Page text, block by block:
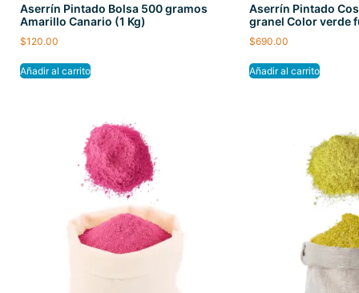
Aserrín Pintado Bolsa 500 gramos
Amarillo Canario (1 Kg)
$120.00
Añadir al carrito
Aserrín Pintado
granel Color verde
$690.00
Añadir al carrito